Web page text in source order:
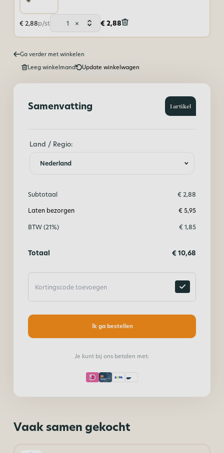
€2,88p/st
Spaanplaatschroef
4,0
x
-
stuks
× € 2,88
Ga verder met winkelen
Leeg winkelmand
Update winkelwagen
Samenvatting 1 artikel
Land / Regio:
Subtotaal € 2,88
Laten bezorgen €5,95
BTW (21%) € 1,85
Totaal € 10,68
Ik ga bestellen
Je kunt bij ons betalen met:
Vaak samen gekocht